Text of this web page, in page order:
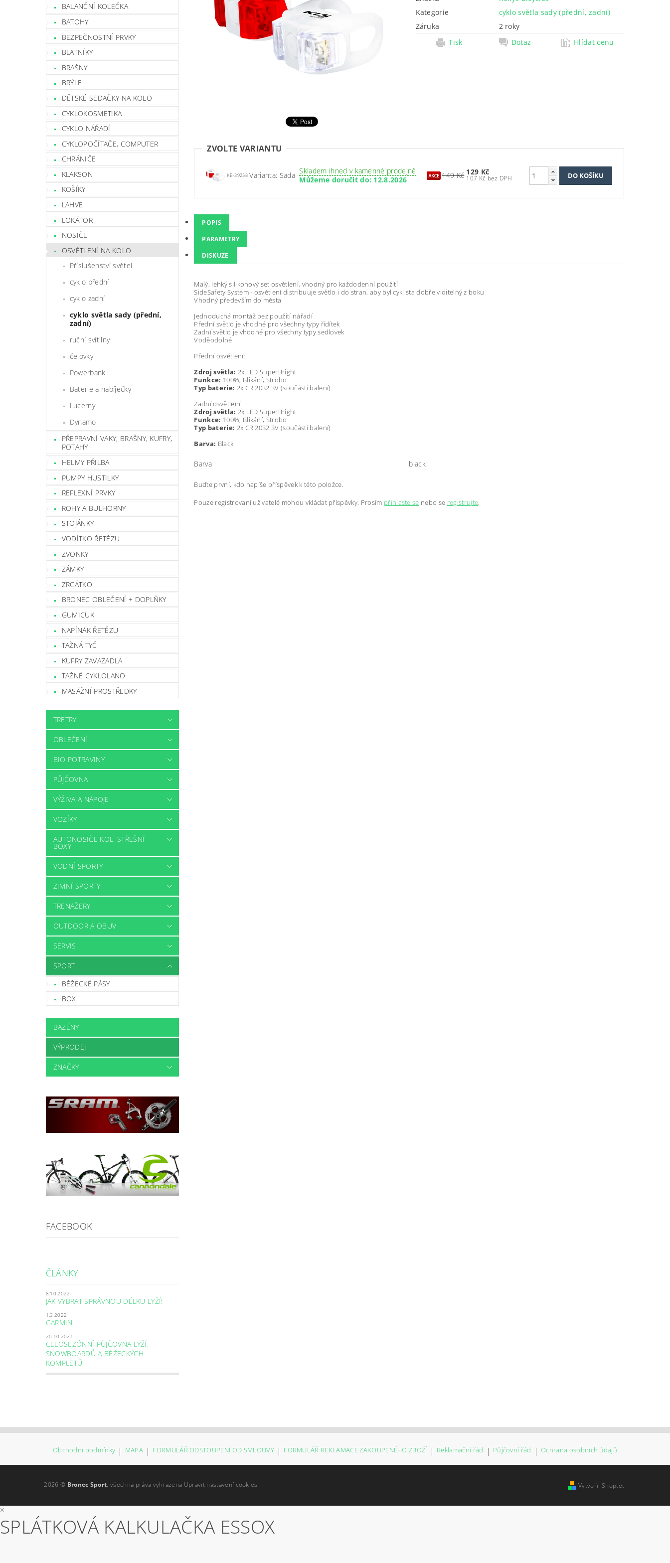
BALANČNÍ KOLEČKA
BATOHY
BEZPEČNOSTNÍ PRVKY
BLATNÍKY
BRAŠNY
BRÝLE
DĚTSKÉ SEDAČKY NA KOLO
CYKLOKOSMETIKA
CYKLO NÁŘADÍ
CYKLOPOČÍTAČE, COMPUTER
CHRÁNIČE
KLAKSON
KOŠÍKY
LAHVE
LOKÁTOR
NOSIČE
OSVĚTLENÍ NA KOLO
Příslušenství světel
cyklo přední
cyklo zadní
cyklo světla sady (přední,
zadní)
ruční svítilny
čelovky
Powerbank
Baterie a nabíječky
Lucerny
Dynamo
PŘEPRAVNÍ VAKY, BRAŠNY, KUFRY,
POTAHY
HELMY PŘILBA
PUMPY HUSTILKY
REFLEXNÍ PRVKY
ROHY A BULHORNY
STOJÁNKY
VODÍTKO ŘETĚZU
ZVONKY
ZÁMKY
ZRCÁTKO
BRONEC OBLEČENÍ + DOPLŇKY
GUMICUK
NAPÍNÁK ŘETĚZU
TAŽNÁ TYČ
KUFRY ZAVAZADLA
TAŽNÉ CYKLOLANO
MASÁŽNÍ PROSTŘEDKY
TRETRY
OBLEČENÍ
BIO POTRAVINY
PŮJČOVNA
VÝŽIVA A NÁPOJE
VOZÍKY
AUTONOSIČE KOL, STŘEŠNÍ
BOXY
VODNÍ SPORTY
ZIMNÍ SPORTY
TRENAŽERY
OUTDOOR A OBUV
SERVIS
SPORT
BĚŽECKÉ PÁSY
BOX
BAZÉNY
VÝPRODEJ
ZNAČKY
FACEBOOK
ČLÁNKY
8.10.2022
JAK VYBRAT SPRÁVNOU DÉLKU LYŽÍ!
1.3.2022
GARMIN
20.10.2021
CELOSEZÓNNÍ PŮJČOVNA LYŽÍ,
SNOWBOARDŮ A BĚŽECKÝCH
KOMPLETŮ
Kategorie
cyklo světla sady (přední, zadní)
Záruka
2 roky
Tisk
Dotaz Hlídat cenu
ZVOLTE VARIANTU
KB-39258 Varianta: Sada Skladem ihned v kamenné prodejně
Můžeme doručit do: 12.8.2026
149 Kč 129 Kč
107 Kč bez DPH
POPIS
PARAMETRY
DISKUZE
Malý, lehký silikonový set osvětlení, vhodný pro každodenní použití
SideSafety System - osvětlení distribuuje světlo i do stran, aby byl cyklista dobře viditelný z boku
Vhodný především do města
Jednoduchá montáž bez použití nářadí
Přední světlo je vhodné pro všechny typy řídítek
Zadní světlo je vhodné pro všechny typy sedlovek
Voděodolné
Přední osvětlení:
Zdroj světla: 2x LED SuperBright
Funkce: 100%, Blikání, Strobo
Typ baterie: 2x CR 2032 3V (součástí balení)
Zadní osvětlení:
Zdroj světla: 2x LED SuperBright
Funkce: 100%, Blikání, Strobo
Typ baterie: 2x CR 2032 3V (součástí balení)
Barva: Black
Barva black
Buďte první, kdo napíše příspěvek k této položce.
Pouze registrovaní uživatelé mohou vkládat příspěvky. Prosím přihlaste se nebo se registrujte
Obchodní podmínky | MAPA | FORMULÁŘ ODSTOUPENÍ OD SMLOUVY | FORMULÁŘ REKLAMACE ZAKOUPENÉHO ZBOŽÍ | Reklamační řád | Půjčovní řád | Ochrana osobních údajů
2026 © Bronec Sport, všechna práva vyhrazena Upravit nastavení cookies Vytvořil Shoptet
×
SPLÁTKOVÁ KALKULAČKA ESSOX